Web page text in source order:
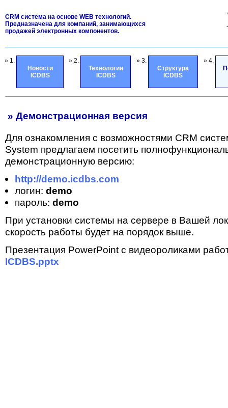
CRM система на основе WEB технологий.
Предназначена для компаний, занимающихся
продажей электронных компонентов.
» 1.
Новости
ICDBS
» 2.
Технологии
ICDBS
» 3.
Структура
ICDBS
» 4.
» Демонстрационная версия
Для ознакомления с возможностями CRM
System предлагаем посетить
демонстрационную версию:
http://demo.icdbs.com
логин: demo
пароль: demo
При установки системы на сервере в Вашей
скорость работы будет на порядок выше.
Презентация PowerPoint с видеороликами
ICDBS.pptx